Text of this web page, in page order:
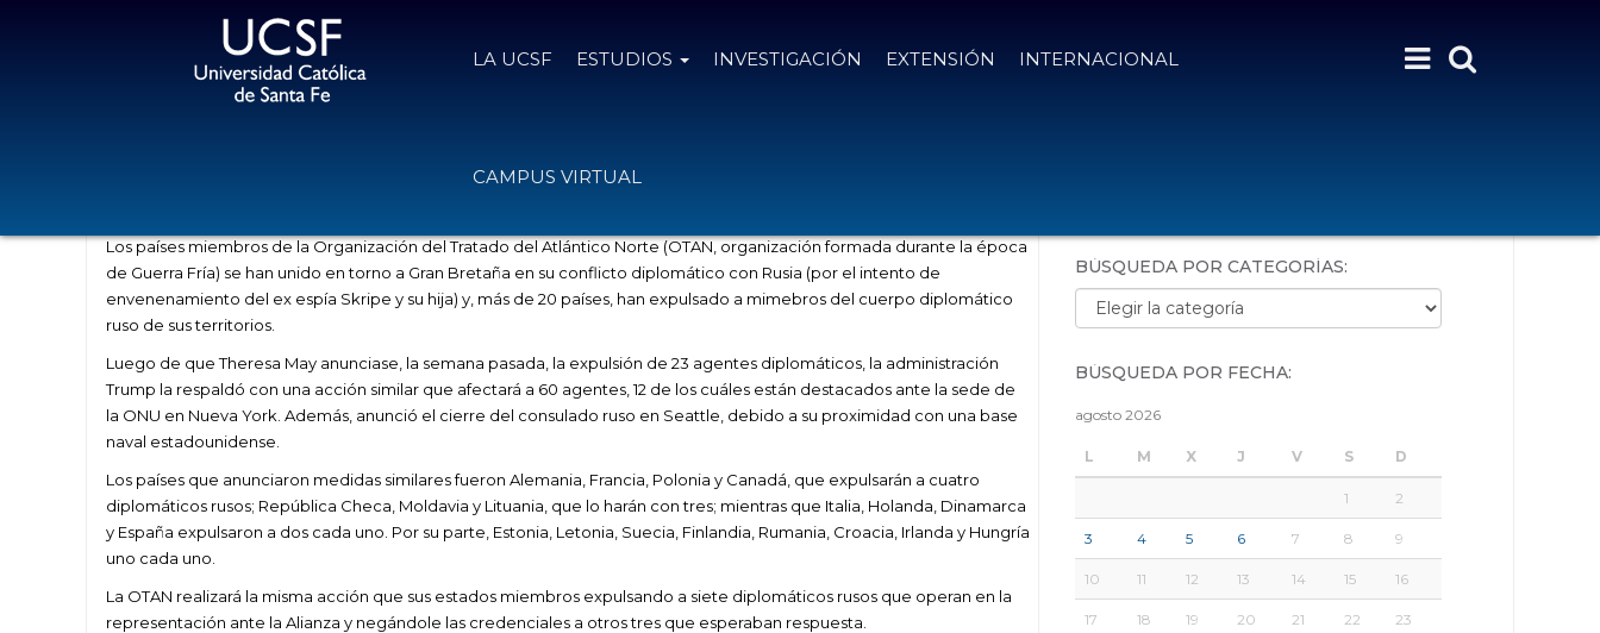
LA UCSF ESTUDIOS INVESTIGACIÓN EXTENSIÓN INTERNACIONAL
CAMPUS VIRTUAL
Los países miembros de la Organización del Tratado del Atlántico Norte (OTAN, organización formada durante la época
de Guerra Fría) se han unido en torno a Gran Bretaña en su conflicto diplomático con Rusia (por el intento de
envenenamiento del ex espía Skripe y su hija) y, más de 20 países, han expulsado a mimebros del cuerpo diplomático
ruso de sus territorios.
Luego de que Theresa May anunciase, la semana pasada, la expulsión de 23 agentes diplomáticos, la administración
Trump la respaldó con una acción similar que afectará a 60 agentes, 12 de los cuáles están destacados ante la sede de
la ONU en Nueva York. Además, anunció el cierre del consulado ruso en Seattle, debido a su proximidad con una base
naval estadounidense.
Los países que anunciaron medidas similares fueron Alemania, Francia, Polonia y Canadá, que expulsarán a cuatro
diplomáticos rusos; República Checa, Moldavia y Lituania, que lo harán con tres; mientras que Italia, Holanda, Dinamarca
y España expulsaron a dos cada uno. Por su parte, Estonia, Letonia, Suecia, Finlandia, Rumania, Croacia, Irlanda y Hungría
uno cada uno.
La OTAN realizará la misma acción que sus estados miembros expulsando a siete diplomáticos rusos que operan en la
representación ante la Alianza y negándole las credenciales a otros tres que esperaban respuesta.
BÚSQUEDA POR CATEGORÍAS:
Búsqueda por categorías:
BÚSQUEDA POR FECHA:
agosto 2026
L M X J V S D
1 2
3 4 5 6 7 8 9
10 11 12 13 14 15 16
17 18 19 20 21 22 23